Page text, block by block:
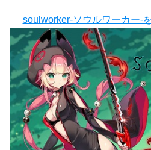
soulworker-ソウルワーカー-